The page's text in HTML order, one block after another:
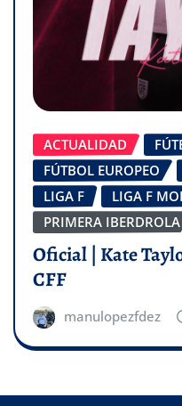
ACTUALIDAD
FÚTBOL EUROPEO
LIGA F
LIGA F
PRIMERA IBERDROLA
Oficial | Kate
CFF
manulopezfdez